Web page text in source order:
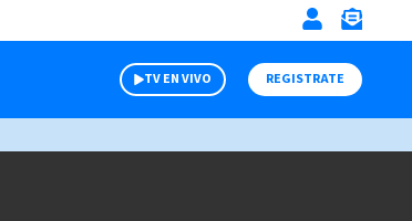
TV EN VIVO REGISTRATE